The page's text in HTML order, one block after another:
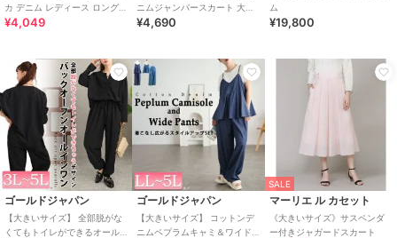
カ デニム レディース ロング
デニムワンピース 大きいサイ
¥4,049
ニムジャンパースカート 大き
いサイズ レディース ワンピー
¥4,690
ム
¥19,800
ゴールドジャパン
【大きいサイズ】 全部脱がな
くてもトイレができるオール
ゴールドジャパン
【大きいサイズ】 コットンデ
ニムペプラムキャミ＆ワイド
SALE
マーリエ ル カセット
《大きいサイズ》サスペンダ
ー付きジャガードスカート